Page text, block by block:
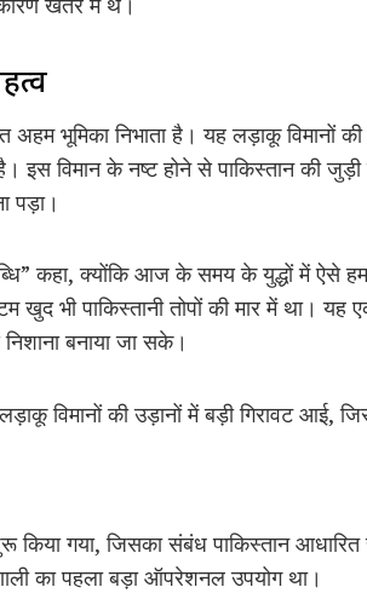
भूमिका निभाता है। यह लड़ाकू विमानों
इस विमान के नष्ट होने से पाकिस्तान की
पड़ा।
कहा, क्योंकि आज के समय के युद्धों में ऐसे
खुद भी पाकिस्तानी तोपों की मार में था।
बनाया जा सके।
विमानों की उड़ानों में बड़ी गिरावट आई,
गया, जिसका संबंध पाकिस्तान
का पहला बड़ा ऑपरेशनल उपयोग था।